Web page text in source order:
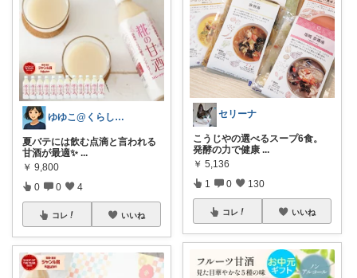
ゆゆこ@くらしを楽に便利に✨
夏バテには飲む点滴と言われる
甘酒が最適✨ ...
￥ 9,800
0 0 4
コレ いいね
セリーナ
こうじやの選べるスープ6食。
発酵の力で健康 ...
￥ 5,136
1 0 130
コレ いいね